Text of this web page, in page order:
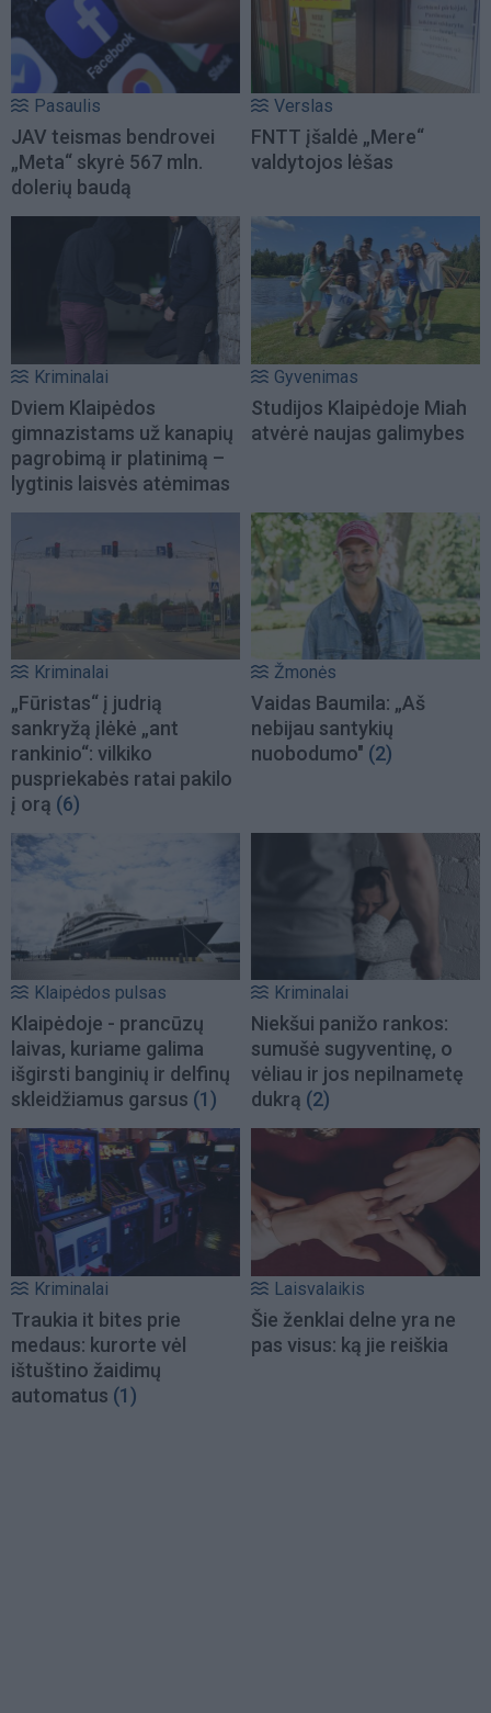
Pasaulis
JAV teismas bendrovei
„Meta“ skyrė 567 mln.
dolerių baudą
Verslas
FNTT įšaldė „Mere“
valdytojos lėšas
Kriminalai
Dviem Klaipėdos
gimnazistams už kanapių
pagrobimą ir platinimą –
lygtinis laisvės atėmimas
Gyvenimas
Studijos Klaipėdoje Miah
atvėrė naujas galimybes
Kriminalai
„Fūristas“ į judrią
sankryžą įlėkė „ant
rankinio“: vilkiko
puspriekabės ratai pakilo
į orą (6)
Žmonės
Vaidas Baumila: „Aš
nebijau santykių
nuobodumo" (2)
Klaipėdos pulsas
Klaipėdoje - prancūzų
laivas, kuriame galima
išgirsti banginių ir delfinų
skleidžiamus garsus (1)
Kriminalai
Niekšui panižo rankos:
sumušė sugyventinę, o
vėliau ir jos nepilnametę
dukrą (2)
Kriminalai
Traukia it bites prie
medaus: kurorte vėl
ištuštino žaidimų
automatus (1)
Laisvalaikis
Šie ženklai delne yra ne
pas visus: ką jie reiškia